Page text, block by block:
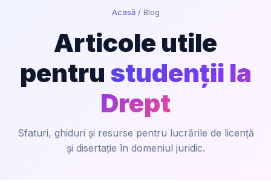
Acasă/ Blog
Articole utile
pentru studenții la
Drept
Sfaturi, ghiduri și resurse pentru lucrările de licență
și disertație în domeniul juridic.